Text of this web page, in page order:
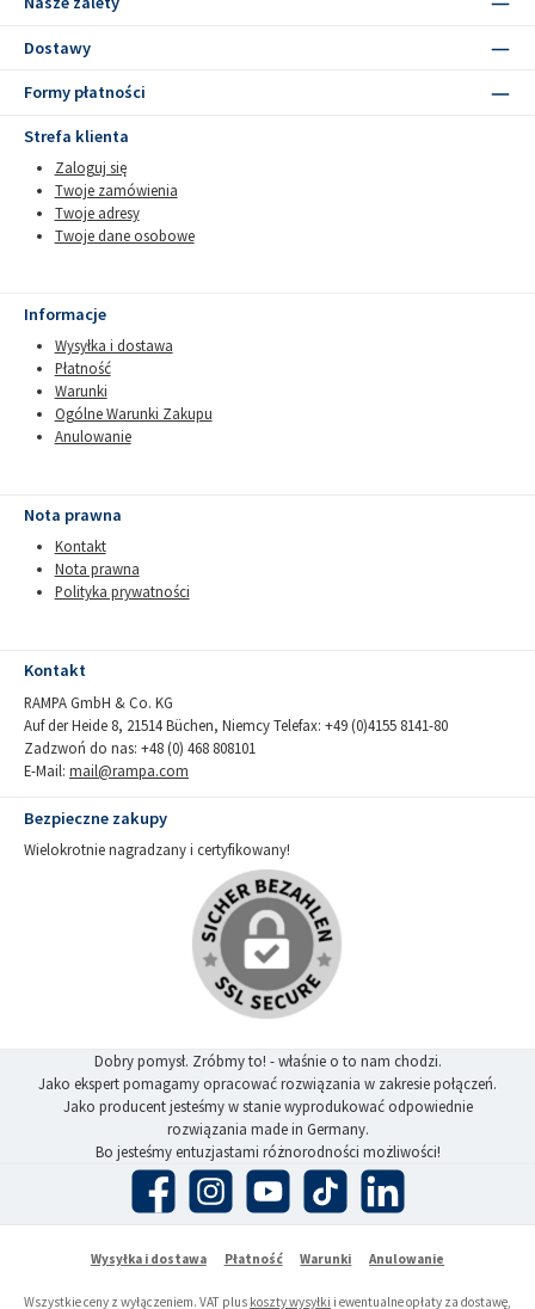
Dostawy
Formy płatności
Strefa klienta
Zaloguj się
Twoje zamówienia
Twoje adresy
Twoje dane osobowe
Informacje
Wysyłka i dostawa
Płatność
Warunki
Ogólne Warunki Zakupu
Anulowanie
Nota prawna
Kontakt
Nota prawna
Polityka prywatności
Kontakt
RAMPA GmbH & Co. KG
Auf der Heide 8, 21514 Büchen, Niemcy Telefax: +49 (0)4155 8141-80
Zadzwoń do nas: +48 (0) 468 808101
E-Mail: mail@rampa.com
Bezpieczne zakupy
Wielokrotnie nagradzany i certyfikowany!
Dobry pomysł. Zróbmy to! - właśnie o to nam chodzi.
Jako ekspert pomagamy opracować rozwiązania w zakresie połączeń.
Jako producent jesteśmy w stanie wyprodukować odpowiednie
rozwiązania made in Germany.
Bo jesteśmy entuzjastami różnorodności możliwości!
Facebook Instagram YouTube TikTok LinkedIn
Wysyłka i dostawa Płatność Warunki Anulowanie
Wszystkie ceny z wyłączeniem. VAT plus koszty wysyłki i ewentualne opłaty za dostawę,